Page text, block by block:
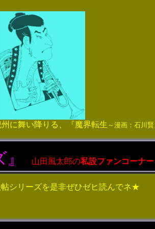
州に舞い降りる、『魔界転生 ～漫画：石川賢
』 山田風太郎の私設ファンコーナー
是非ぜひゼヒ読んでネ★